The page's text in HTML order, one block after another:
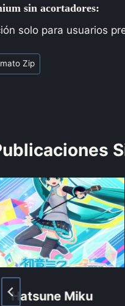
sin acortadores:
solo para usuarios
Zip
Hatsune Miku